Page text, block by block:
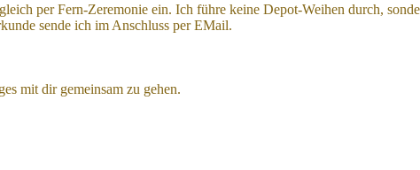
per Fern-Zeremonie ein. Ich führe keine Depot-Weihen durch,
sende ich im Anschluss per EMail.
mit dir gemeinsam zu gehen.